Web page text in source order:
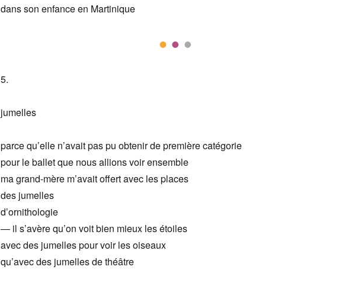
dans son enfance en Martinique
5.
jumelles
parce qu’elle n’avait pas pu obtenir de première catégorie
pour le ballet que nous allions voir ensemble
ma grand-mère m’avait offert avec les places
des jumelles
d’ornithologie
— il s’avère qu’on voit bien mieux les étoiles
avec des jumelles pour voir les oiseaux
qu’avec des jumelles de théâtre